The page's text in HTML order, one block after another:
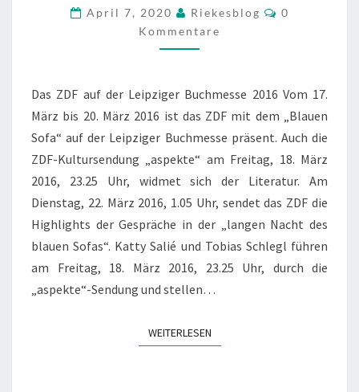
DER
LEIPZIGER
BUCHMESSE
April 7, 2020 Riekesblog Kommentare
0
Kommentare
Das ZDF auf der Leipziger Buchmesse 2016 Vom 17.
März bis 20. März 2016 ist das ZDF mit dem „Blauen
Sofa“ auf der Leipziger Buchmesse präsent. Auch die
ZDF-Kultursendung „aspekte“ am Freitag, 18. März
2016, 23.25 Uhr, widmet sich der Literatur. Am
Dienstag, 22. März 2016, 1.05 Uhr, sendet das ZDF die
Highlights der Gespräche in der „langen Nacht des
blauen Sofas“. Katty Salié und Tobias Schlegl führen
am Freitag, 18. März 2016, 23.25 Uhr, durch die
„aspekte“-Sendung und stellen…
WEITERLESENWEITERLESEN